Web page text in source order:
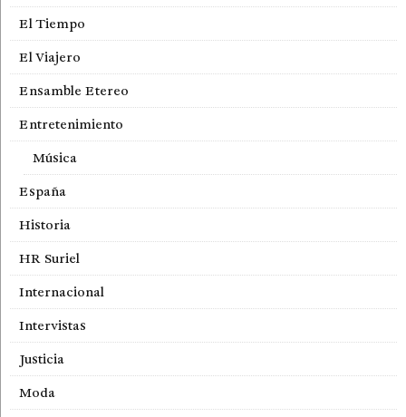
El Tiempo
El Viajero
Ensamble Etereo
Entretenimiento
Música
España
Historia
HR Suriel
Internacional
Intervistas
Justicia
Moda